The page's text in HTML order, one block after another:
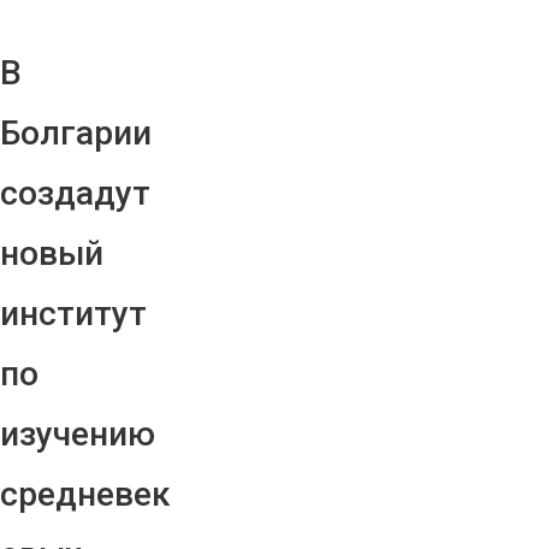
В
Болгарии
создадут
новый
институт
по
изучению
средневек